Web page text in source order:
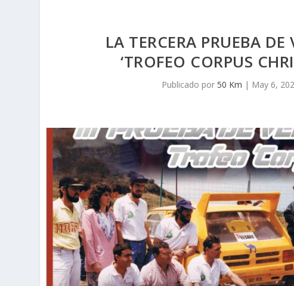
LA TERCERA PRUEBA
‘TROFEO CORPUS
Publicado por 50 Km | May 6,